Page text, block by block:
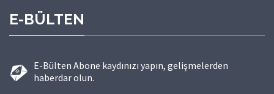
E-BÜLTEN
E-Bülten Abone kaydınızı yapın, gelişmelerden
haberdar olun.